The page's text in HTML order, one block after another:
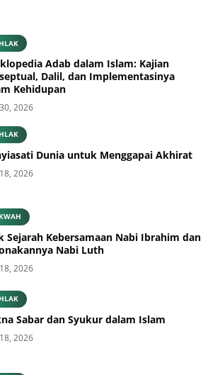
Adab dalam Islam: Kajian
Dalil, dan Implementasinya
Kehidupan
2026
Dunia untuk Menggapai Akhirat
2026
Sejarah Kebersamaan Nabi Ibrahim dan
Nabi Luth
2026
Sabar dan Syukur dalam Islam
2026